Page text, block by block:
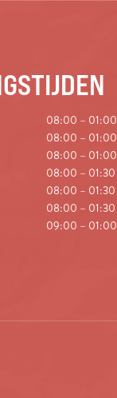
08:00 – 01:00
08:00 – 01:00
08:00 – 01:00
08:00 – 01:30
08:00 – 01:30
08:00 – 01:30
09:00 – 01:00